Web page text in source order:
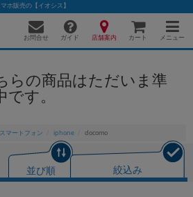
ホ販売の【イオシス】
お問合せ ガイド 店舗案内 カート メニュー
らの商品はただいま準
です。
スマートフォン iphone docomo
並び順 絞込み
コン検索に切り替える